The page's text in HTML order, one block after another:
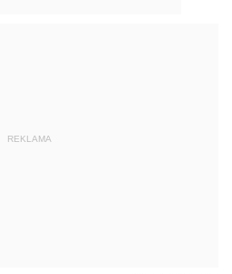
REKLAMA